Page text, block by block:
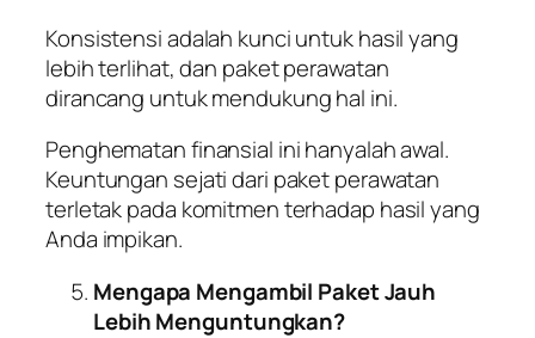
Konsistensi adalah kunci untuk hasil yang
lebih terlihat, dan paket perawatan
dirancang untuk mendukung hal ini.
Penghematan finansial ini hanyalah awal.
Keuntungan sejati dari paket perawatan
terletak pada komitmen terhadap hasil yang
Anda impikan.
Mengapa Mengambil Paket Jauh
Lebih Menguntungkan?